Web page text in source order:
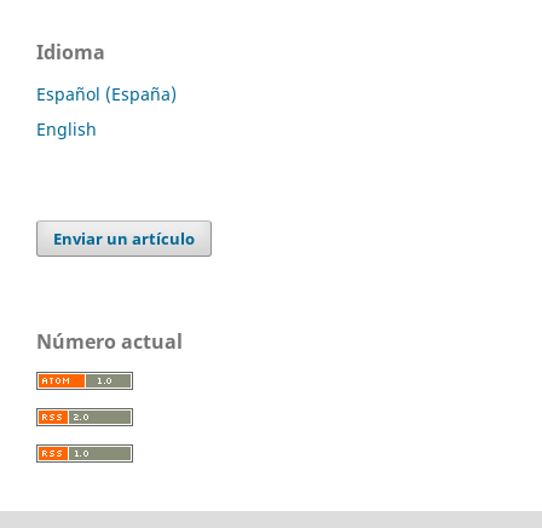
Idioma
Español (España)
English
Enviar un artículo
Número actual